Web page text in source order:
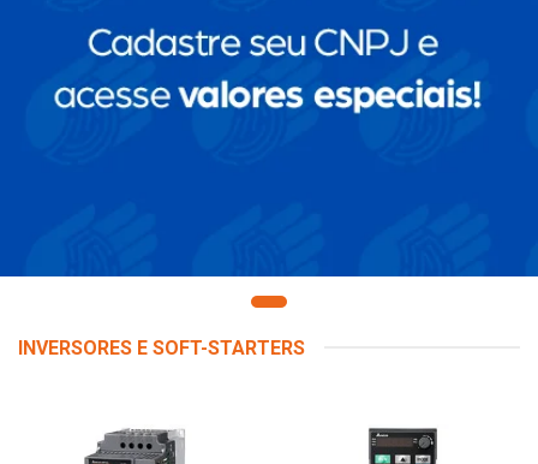
INVERSORES E SOFT-STARTERS